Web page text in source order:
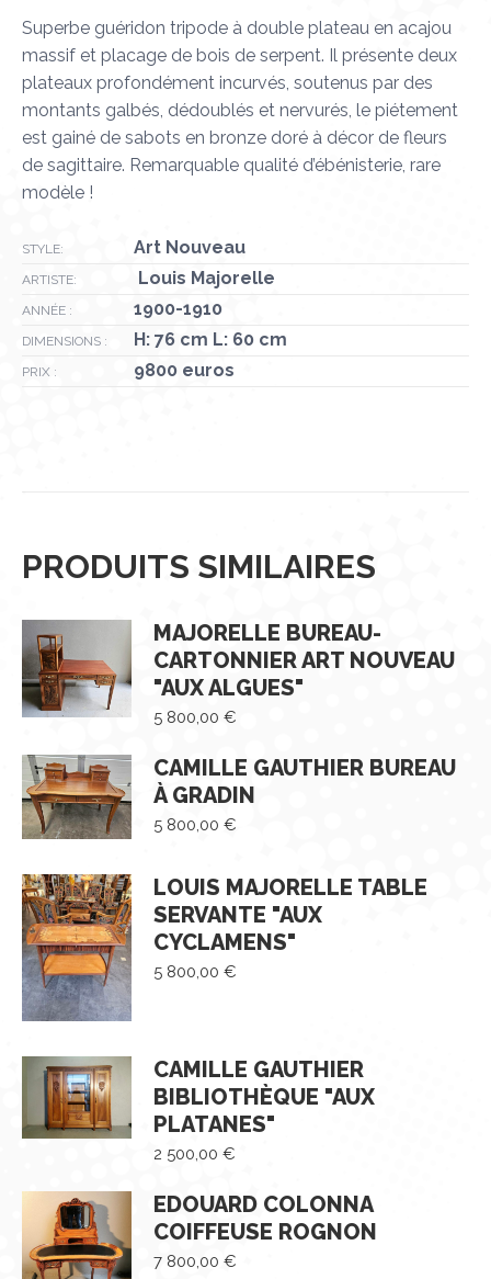
Superbe guéridon tripode à double plateau en acajou
massif et placage de bois de serpent. Il présente deux
plateaux profondément incurvés, soutenus par des
montants galbés, dédoublés et nervurés, le piétement
est gainé de sabots en bronze doré à décor de fleurs
de sagittaire. Remarquable qualité d’ébénisterie, rare
modèle !
STYLE: Art Nouveau
ARTISTE: Louis Majorelle
ANNÉE : 1900-1910
DIMENSIONS : H: 76 cm L: 60 cm
PRIX : 9800 euros
PRODUITS SIMILAIRES
MAJORELLE BUREAU-
CARTONNIER ART NOUVEAU
"AUX ALGUES"
5 800,00 €
CAMILLE GAUTHIER BUREAU
À GRADIN
5 800,00 €
LOUIS MAJORELLE TABLE
SERVANTE "AUX
CYCLAMENS"
5 800,00 €
CAMILLE GAUTHIER
BIBLIOTHÈQUE "AUX
PLATANES"
2 500,00 €
EDOUARD COLONNA
COIFFEUSE ROGNON
7 800,00 €